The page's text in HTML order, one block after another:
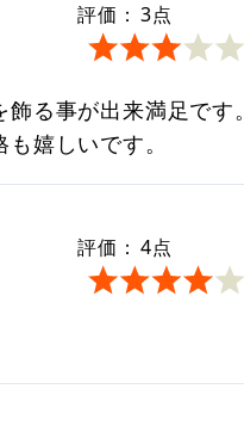
評価： 3点
る事が出来満足で
嬉しいです。
評価： 4点